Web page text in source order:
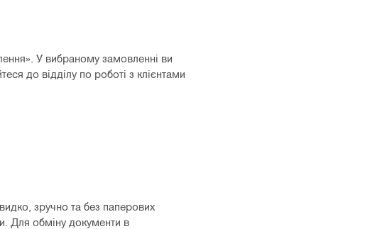
У вибраному замовленні ви
до відділу по роботі з клієнтами
зручно та без паперових
Для обміну документи в